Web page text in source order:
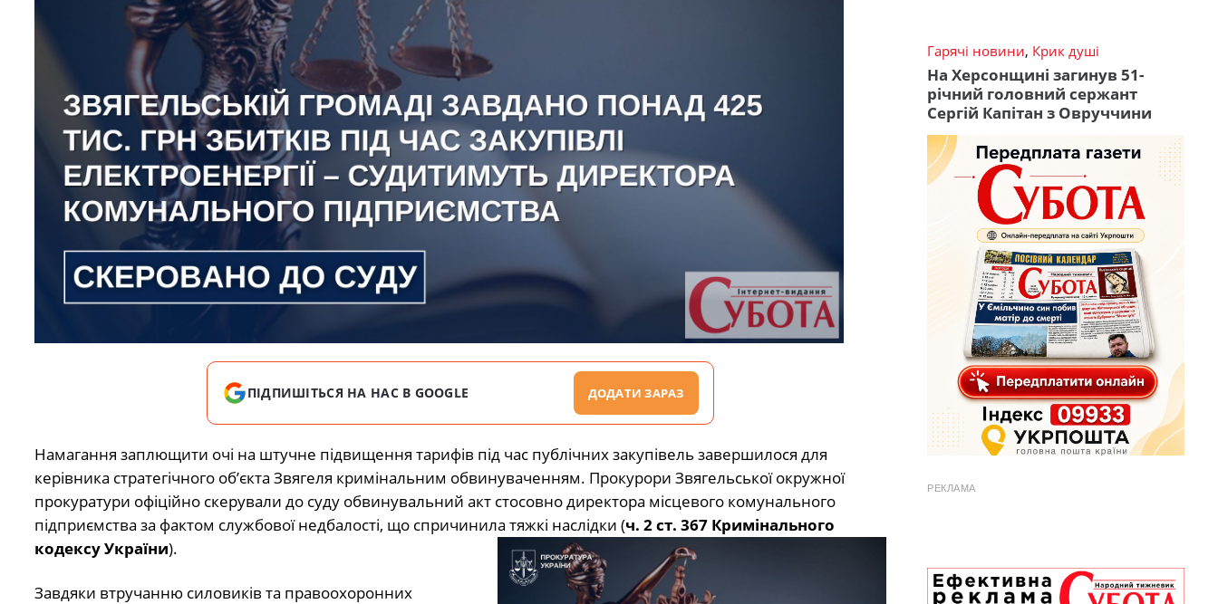
ПІДПИШІТЬСЯ НА НАС В GOOGLE ДОДАТИ ЗАРАЗ
Намагання заплющити очі на штучне підвищення тарифів під час публічних закупівель завершилося для
керівника стратегічного об’єкта Звягеля кримінальним обвинуваченням. Прокурори Звягельської окружної
прокуратури офіційно скерували до суду обвинувальний акт стосовно директора місцевого комунального
підприємства за фактом службової недбалості, що спричинила тяжкі наслідки (ч. 2 ст. 367 Кримінального
кодексу України).
Завдяки втручанню силовиків та правоохоронних
Гарячі новини, Крик душі
На Херсонщині загинув 51-
річний головний сержант
Сергій Капітан з Овруччини
РЕКЛАМА